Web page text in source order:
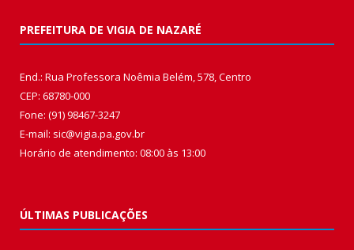
PREFEITURA DE VIGIA DE NAZARÉ
End.: Rua Professora Noêmia Belém, 578, Centro
CEP: 68780-000
Fone: (91) 98467-3247
E-mail: sic@vigia.pa.gov.br
Horário de atendimento: 08:00 às 13:00
ÚLTIMAS PUBLICAÇÕES